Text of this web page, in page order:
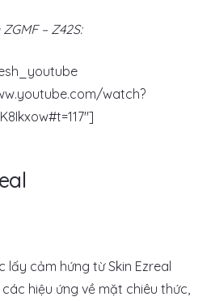
– Z42S:
watch?
lấy cảm hứng từ Skin Ezreal
hiệu ứng về mặt chiêu thức,